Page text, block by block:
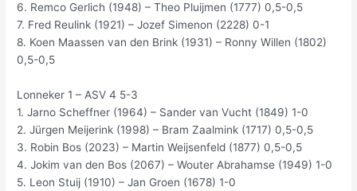
6. Remco Gerlich (1948) – Theo Pluijmen (1777) 0,5-0,5
7. Fred Reulink (1921) – Jozef Simenon (2228) 0-1
8. Koen Maassen van den Brink (1931) – Ronny Willen (1802)
0,5-0,5
Lonneker 1 – ASV 4 5-3
1. Jarno Scheffner (1964) – Sander van Vucht (1849) 1-0
2. Jürgen Meijerink (1998) – Bram Zaalmink (1717) 0,5-0,5
3. Robin Bos (2023) – Martin Weijsenfeld (1877) 0,5-0,5
4. Jokim van den Bos (2067) – Wouter Abrahamse (1949) 1-0
5. Leon Stuij (1910) – Jan Groen (1678) 1-0